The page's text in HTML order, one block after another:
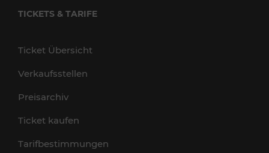
TICKETS & TARIFE
Ticket Übersicht
Verkaufsstellen
Preisarchiv
Ticket kaufen
Tarifbestimmungen